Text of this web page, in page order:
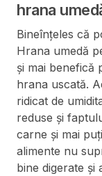
hrana
Bineînțeles că
Hrana umedă
și mai benefică
hrana uscată.
ridicat de
reduse și
carne și mai
alimente nu
bine digerate și